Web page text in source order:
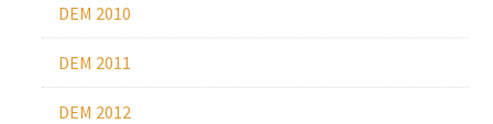
DEM 2010
DEM 2011
DEM 2012